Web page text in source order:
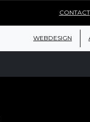
CONTACT
WEBDESIGN